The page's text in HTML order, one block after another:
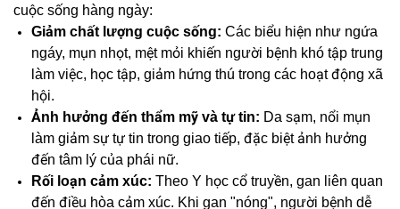
cuộc sống hàng ngày:
Giảm chất lượng cuộc sống: Các biểu hiện như ngứa
ngáy, mụn nhọt, mệt mỏi khiến người bệnh khó tập trung
làm việc, học tập, giảm hứng thú trong các hoạt động xã
hội.
Ảnh hưởng đến thẩm mỹ và tự tin: Da sạm, nổi mụn
làm giảm sự tự tin trong giao tiếp, đặc biệt ảnh hưởng
đến tâm lý của phái nữ.
Rối loạn cảm xúc: Theo Y học cổ truyền, gan liên quan
đến điều hòa cảm xúc. Khi gan "nóng", người bệnh dễ